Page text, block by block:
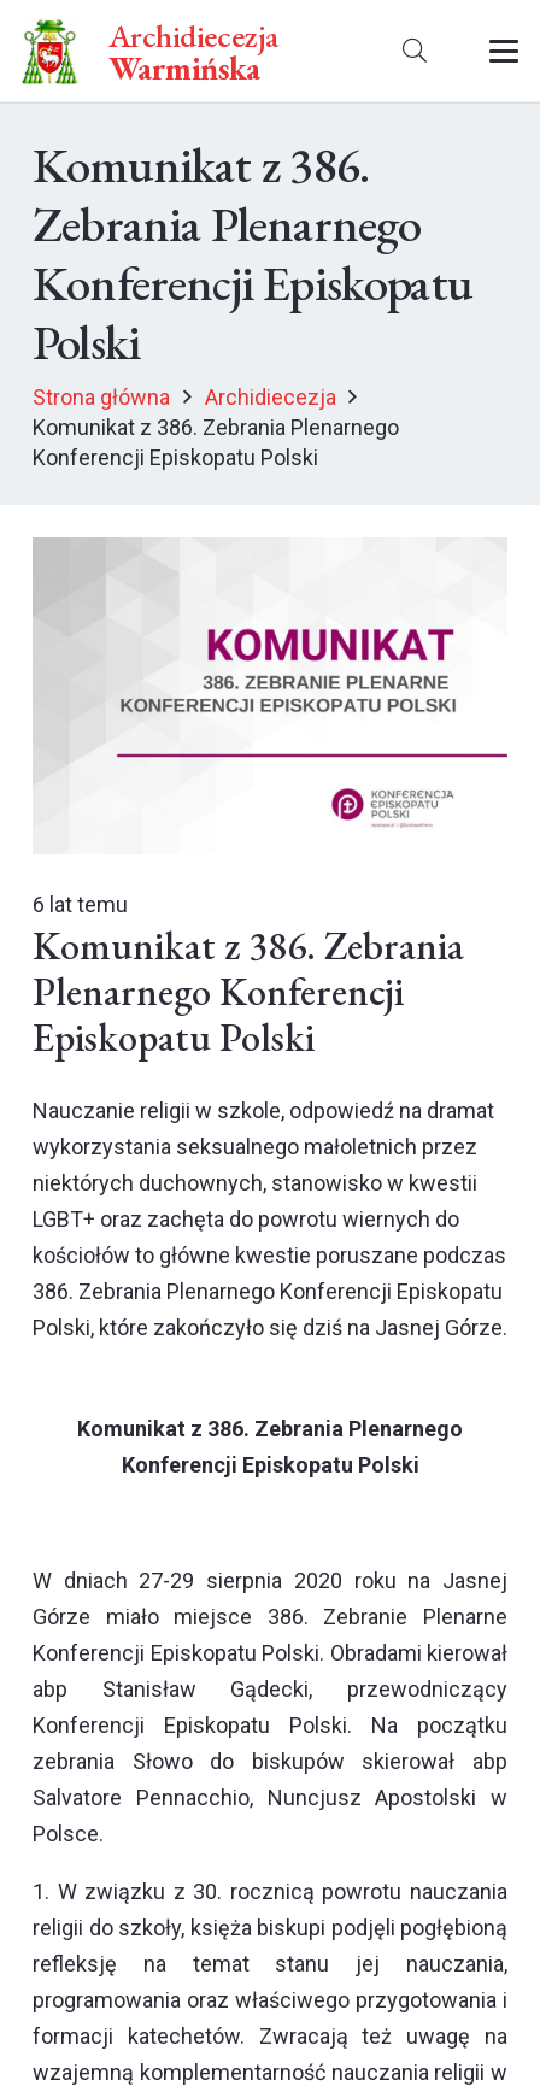
Archidiecezja
Warmińska
Komunikat z 386.
Zebrania Plenarnego
Konferencji Episkopatu
Polski
Strona główna
Archidiecezja
Komunikat z 386. Zebrania Plenarnego
Konferencji Episkopatu Polski
6 lat temu
Komunikat z 386. Zebrania
Plenarnego Konferencji
Episkopatu Polski
Nauczanie religii w szkole, odpowiedź na dramat
wykorzystania seksualnego małoletnich przez
niektórych duchownych, stanowisko w kwestii
LGBT+ oraz zachęta do powrotu wiernych do
kościołów to główne kwestie poruszane podczas
386. Zebrania Plenarnego Konferencji Episkopatu
Polski, które zakończyło się dziś na Jasnej Górze.
Komunikat z 386. Zebrania Plenarnego
Konferencji Episkopatu Polski
W dniach 27-29 sierpnia 2020 roku na Jasnej
Górze miało miejsce 386. Zebranie Plenarne
Konferencji Episkopatu Polski. Obradami kierował
abp Stanisław Gądecki, przewodniczący
Konferencji Episkopatu Polski. Na początku
zebrania Słowo do biskupów skierował abp
Salvatore Pennacchio, Nuncjusz Apostolski w
Polsce.
1. W związku z 30. rocznicą powrotu nauczania
religii do szkoły, księża biskupi podjęli pogłębioną
refleksję na temat stanu jej nauczania,
programowania oraz właściwego przygotowania i
formacji katechetów. Zwracają też uwagę na
wzajemną komplementarność nauczania religii w